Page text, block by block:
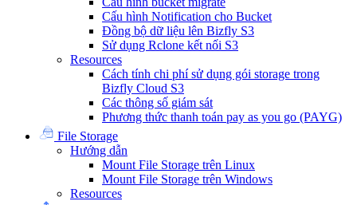
Cấu hình Notification cho Bucket
Đồng bộ dữ liệu lên Bizfly S3
Sử dụng Rclone kết nối S3
Resources
Cách tính chi phí sử dụng gói storage trong
Bizfly Cloud S3
Các thông số giám sát
Phương thức thanh toán pay as you go (PAYG)
File Storage
Hướng dẫn
Mount File Storage trên Linux
Mount File Storage trên Windows
Resources